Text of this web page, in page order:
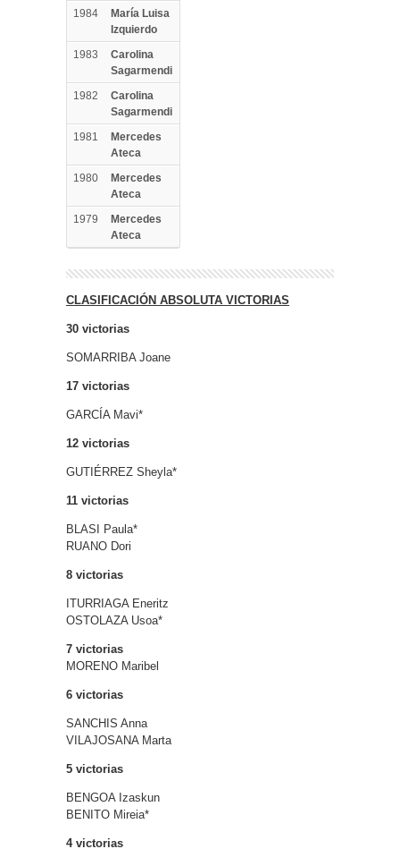
1984
María Luisa
Izquierdo
1983
Carolina
Sagarmendi
1982
Carolina
Sagarmendi
1981
Mercedes
Ateca
1980
Mercedes
Ateca
1979
Mercedes
Ateca
CLASIFICACIÓN ABSOLUTA VICTORIAS
30 victorias
SOMARRIBA Joane
17 victorias
GARCÍA Mavi*
12 victorias
GUTIÉRREZ Sheyla*
11 victorias
BLASI Paula*
RUANO Dori
8 victorias
ITURRIAGA Eneritz
OSTOLAZA Usoa*
7 victorias
MORENO Maribel
6 victorias
SANCHIS Anna
VILAJOSANA Marta
5 victorias
BENGOA Izaskun
BENITO Mireia*
4 victorias